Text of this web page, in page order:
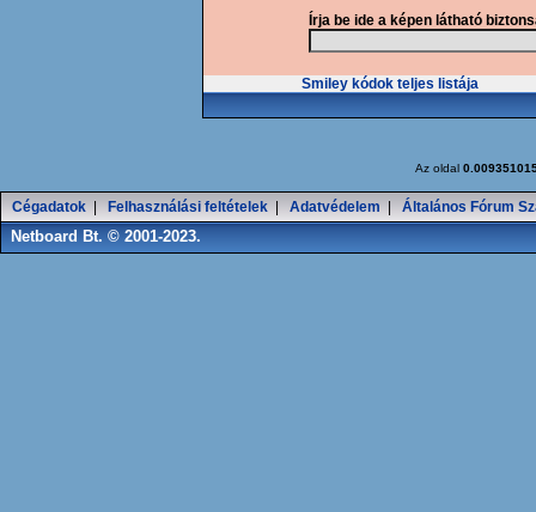
Írja be ide a képen látható
Smiley kódok teljes listája
Az oldal
Cégadatok Felhasználási feltételek Adatvédelem Általános Fórum
Netboard Bt. © 2001-2023.